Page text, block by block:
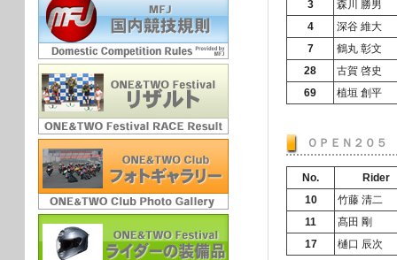
3 森川 勝男
4 深谷 維大
7 鶴丸 彰文
28 古賀 啓史
69 植垣 創平
ＯＰＥＮ２０５
No. Rider
10 竹藤 清二
11 髙田 剛
17 樋口 辰次